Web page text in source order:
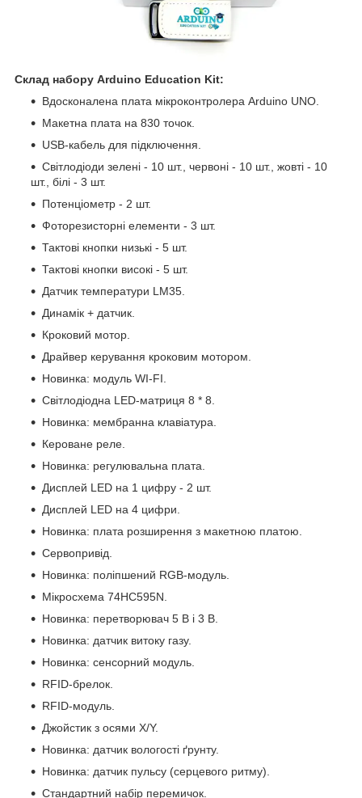
Склад набору Arduino Education Kit:
Вдосконалена плата мікроконтролера Arduino UNO.
Макетна плата на 830 точок.
USB-кабель для підключення.
Світлодіоди зелені - 10 шт., червоні - 10 шт., жовті - 10
шт., білі - 3 шт.
Потенціометр - 2 шт.
Фоторезисторні елементи - 3 шт.
Тактові кнопки низькі - 5 шт.
Тактові кнопки високі - 5 шт.
Датчик температури LM35.
Динамік + датчик.
Кроковий мотор.
Драйвер керування кроковим мотором.
Новинка: модуль WI-FI.
Світлодіодна LED-матриця 8 * 8.
Новинка: мембранна клавіатура.
Кероване реле.
Новинка: регулювальна плата.
Дисплей LED на 1 цифру - 2 шт.
Дисплей LED на 4 цифри.
Новинка: плата розширення з макетною платою.
Сервопривід.
Новинка: поліпшений RGB-модуль.
Мікросхема 74HC595N.
Новинка: перетворювач 5 В і 3 В.
Новинка: датчик витоку газу.
Новинка: сенсорний модуль.
RFID-брелок.
RFID-модуль.
Джойстик з осями X/Y.
Новинка: датчик вологості ґрунту.
Новинка: датчик пульсу (серцевого ритму).
Стандартний набір перемичок.